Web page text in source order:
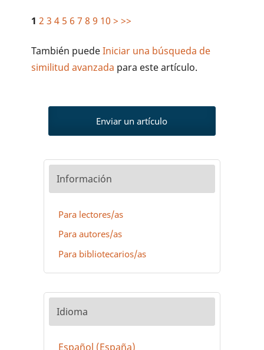
1 2 3 4 5 6 7 8 9 10 > >>
También puedeIniciar una búsqueda de
similitud avanzada para este artículo.
Enviar un artículo
Información
Para lectores/as
Para autores/as
Para bibliotecarios/as
Idioma
Español (España)